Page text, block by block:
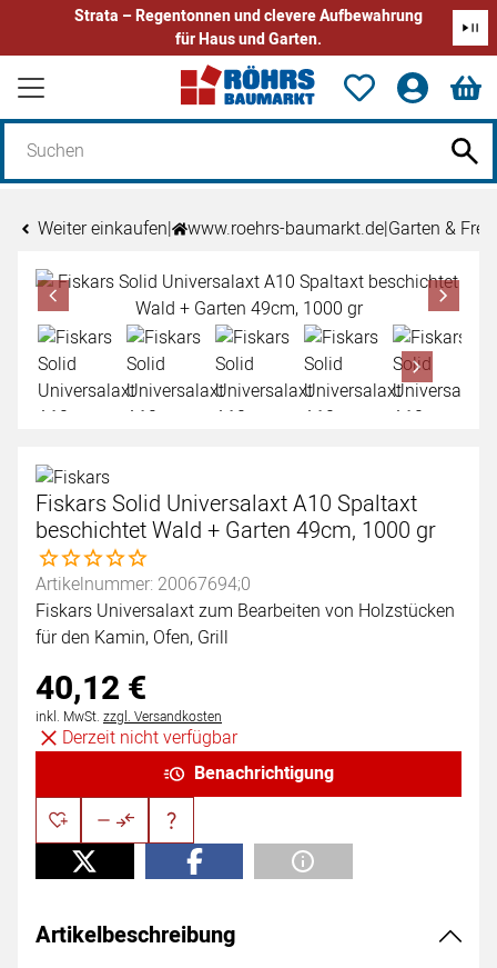
Strata – Regentonnen und clevere Aufbewahrung
für Haus und Garten.
Zum Hauptinhalt springen
Weiter einkaufen| www.roehrs-baumarkt.de|Garten &
Produktgalerie
Zur Kaufbox springen
Fiskars Solid Universalaxt A10 Spaltaxt
beschichtet Wald + Garten 49cm, 1000 gr
Noch keine Bewertungen abgegeben
Artikelnummer: 20067694;0
Fiskars Universalaxt zum Bearbeiten von Holzstücken
für den Kamin, Ofen, Grill
40,12€
Steuerhinweis:
inkl. MwSt. zzgl. Versandkosten
Derzeit nicht verfügbar
Benachrichtigung
Artikelbeschreibung